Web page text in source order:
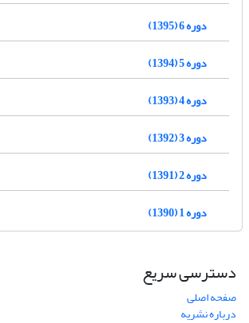
دوره 6 (1395)
دوره 5 (1394)
دوره 4 (1393)
دوره 3 (1392)
دوره 2 (1391)
دوره 1 (1390)
دسترسی سریع
صفحه اصلی
درباره نشریه